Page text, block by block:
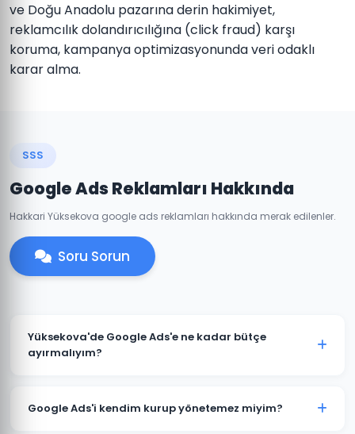
ve Doğu Anadolu pazarına derin hakimiyet,
reklamcılık dolandırıcılığına (click fraud) karşı
koruma, kampanya optimizasyonunda veri odaklı
karar alma.
SSS
Google Ads Reklamları Hakkında
Hakkari Yüksekova google ads reklamları hakkında merak edilenler.
Soru Sorun
Yüksekova'de Google Ads'e ne kadar bütçe
ayırmalıyım?
1.500 TL ile başlanabilir. Ancak anlamlı sonuçlar için
Google Ads'i kendim kurup yönetemez miyim?